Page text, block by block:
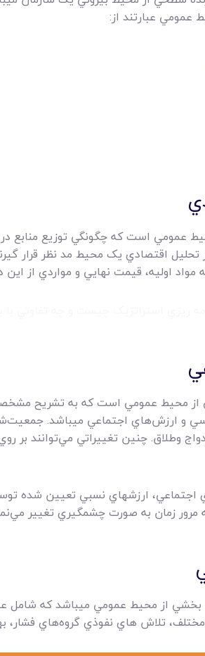
عمومي عبارتند از:
عمومي است که چگونگي توزيع منابع
اقتصادي يک محيط مد نظر قرار
مواد اوليه، قيمت نهايي و مواردي از
محيط عمومي است که به تشريح
و ارزش‌هاي اجتماعي ميباشد.
وطلاق. چنين تغييراتي مي‌توانند
اجتماعي، ارزشهاي نسبي تعيين شده
زمان به صورت چشمگيري تغيير
بخشي از محيط عمومي ميباشد که شامل
تلاش هاي نفوذي گروه‌هاي